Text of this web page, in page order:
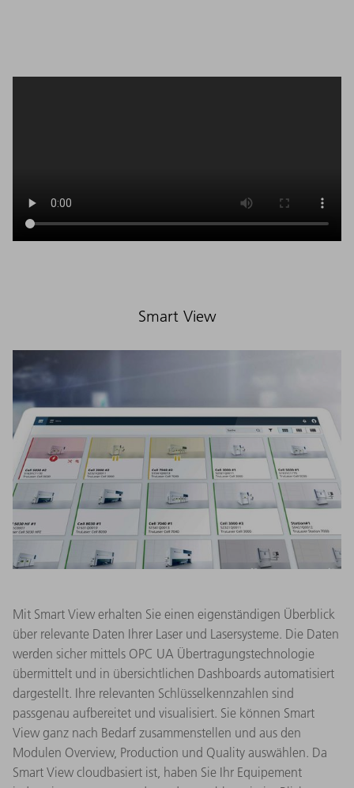
Smart View
Mit Smart View erhalten Sie einen eigenständigen Überblick
über relevante Daten Ihrer Laser und Lasersysteme. Die Daten
werden sicher mittels OPC UA Übertragungstechnologie
übermittelt und in übersichtlichen Dashboards automatisiert
dargestellt. Ihre relevanten Schlüsselkennzahlen sind
passgenau aufbereitet und visualisiert. Sie können Smart
View ganz nach Bedarf zusammenstellen und aus den
Modulen Overview, Production und Quality auswählen. Da
Smart View cloudbasiert ist, haben Sie Ihr Equipement